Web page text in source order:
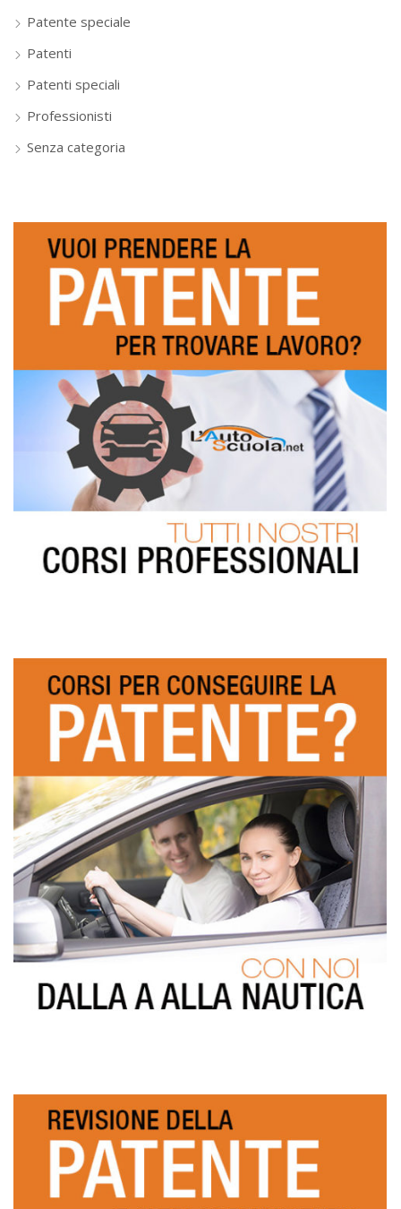
Patente speciale
Patenti
Patenti speciali
Professionisti
Senza categoria